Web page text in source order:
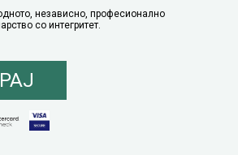
Сите права задржани |
рекламирање
Кодекс на однесување
независно, професионално
со интегритет.